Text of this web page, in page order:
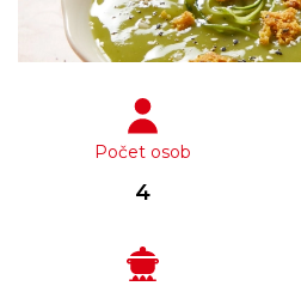
Počet osob
4